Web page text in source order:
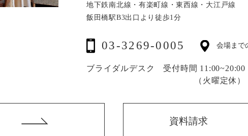
地下鉄南北線・有楽町線・東西線・大江戸線
飯田橋駅B3出口より徒歩1分
会場まで
03-3269-0005
ブライダルデスク 受付時間 11:00~20:00
（火曜定休）
資料請求